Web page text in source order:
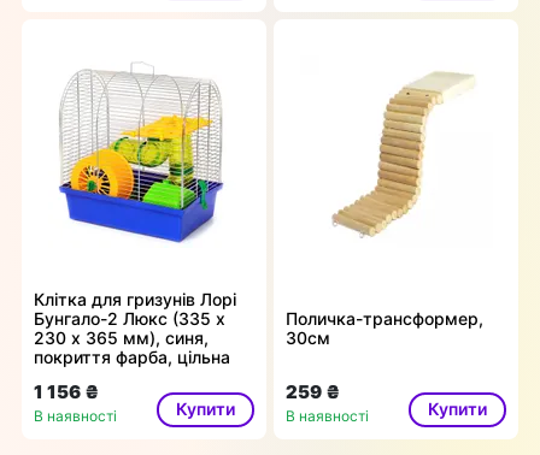
Клітка для гризунів Лорі
Бунгало-2 Люкс (335 х
230 х 365 мм), синя,
покриття фарба, цільна
1 156 ₴
В наявності Купити
Поличка-трансформер,
30см
259 ₴
В наявності Купити